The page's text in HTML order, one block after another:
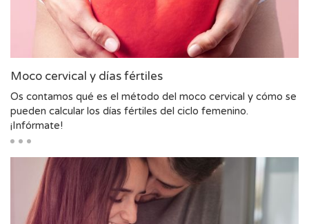
Moco cervical y días fértiles
Os contamos qué es el método del moco cervical y cómo se
pueden calcular los días fértiles del ciclo femenino.
¡Infórmate!